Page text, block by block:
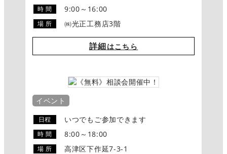
時 間 9:00～16:00
場 所 ㈱光正工務店3階
詳細はこちら
イベント
日程 いつでもご参加できます
時 間 8:00～18:00
場 所 高津区下作延7-3-1